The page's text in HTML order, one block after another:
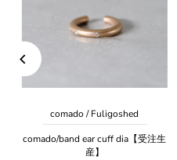
comado / Fuligoshed
comado/band ear cuff dia【受注生
産】